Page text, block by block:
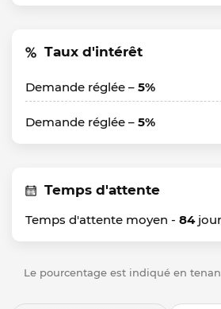
Taux d'intérêt
Demande réglée – 5%
Demande réglée – 5%
Temps d'attente
Temps d'attente moyen - 84
Le pourcentage est indiqué en